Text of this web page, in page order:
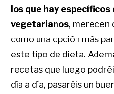
los que hay
vegetarianos, merecen
como una opción más
este tipo de dieta.
recetas que luego
día a día, pasaréis un